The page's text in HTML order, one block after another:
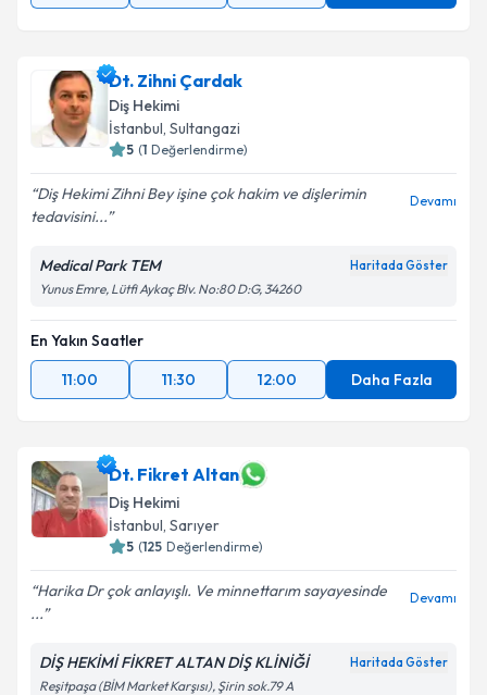
Dt. Zihni Çardak
Diş Hekimi
İstanbul, Sultangazi
5 (1 Değerlendirme)
Diş Hekimi Zihni Bey işine çok hakim ve dişlerimin
tedavisini...
Devamı
Medical Park TEM Haritada Göster
Yunus Emre, Lütfi Aykaç Blv. No:80 D:G, 34260
En Yakın Saatler
11:00
11:30 12:00 Daha Fazla
Dt. Fikret Altan
Diş Hekimi
İstanbul, Sarıyer
5 (125 Değerlendirme)
Harika Dr çok anlayışlı. Ve minnettarım sayayesinde
...
Devamı
DİŞ HEKİMİ FİKRET ALTAN DİŞ KLİNİĞİ Haritada Göster
Reşitpaşa (BİM Market Karşısı), Şirin sok.79 A